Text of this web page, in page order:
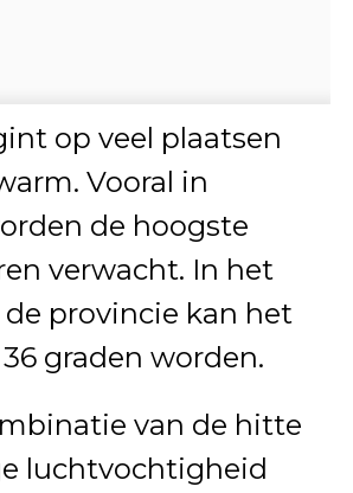
op veel plaatsen
Vooral in
de hoogste
verwacht. In het
provincie kan het
graden worden.
van de hitte
luchtvochtigheid